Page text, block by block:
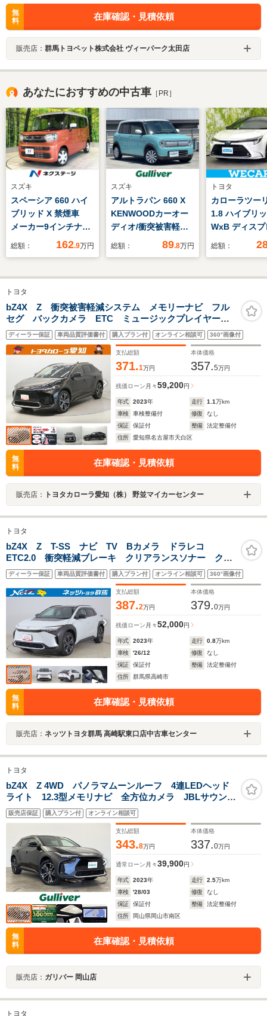
無
料
在庫確認・見積依頼
販売店： 群馬トヨペット株式会社 ヴィーパーク太田店
あなたにおすすめの中古車 ［PR］
スズキ
スペーシア 660 ハイ
ブリッド X 禁煙車
メーカー9インチナ
ビ 全周囲カメラ 両
セーフティサポート
スマートキー
Bluetooth再生 オッ
トマン LEDヘッドラ
イト
総額： 162.9万円
スズキ
アルトラパン 660 X
KENWOODカーオー
ディオ/衝突被害軽減
システム/オートライ
シートヒーター/純正
イザー/純正14インチ
アルミホイール/アイ
ドリングストッ
プ/LEDオートライト
総額： 89.8万円
トヨタ
カローラツー
1.8 ハイブリ
WxB ディスプ
ーディオ+ナ
逸脱防止支援
ー/ヘッドラン
LED/
総額：
トヨタ
bZ4X Z 衝突被害軽減システム メモリーナビ フル
セグ バックカメラ ETC ミュージックプレイヤー接
続可 電動シート オートクルーズコントロール LED
ヘッドランプ スマートキー キーレス 電気自動車
ディーラー保証 車両品質評価書付 購入プラン付 オンライン相談可 360°画像付
支払総額
371.1万円
本体価格
357.5万円
残価ローン 月々59,200円
年式 2023年 走行 1.1万km
車検
車検整備付 修復
なし
保証
保証付 整備
法定整備付
住所
愛知県名古屋市天白区
無
料
在庫確認・見積依頼
販売店： トヨタカローラ愛知（株） 野並マイカーセンター
トヨタ
bZ4X Z T-SS ナビ TV Bカメラ ドラレコ
ETC2.0 衝突軽減ブレーキ クリアランスソナー クル
ーズコントロール パーキングアシスト パノラマルー
フ 整備記録簿 シートヒーター アルミ
ディーラー保証 車両品質評価書付 購入プラン付 オンライン相談可 360°画像付
支払総額
387.2万円
本体価格
379.0万円
残価ローン 月々52,000円
年式 2023年 走行 0.8万km
車検
'26/12 修復
なし
保証
保証付 整備
法定整備付
住所
群馬県高崎市
無
料
在庫確認・見積依頼
販売店： ネッツトヨタ群馬 高崎駅東口店中古車センター
トヨタ
bZ4X Z 4WD パノラマムーンルーフ 4連LEDヘッド
ライト 12.3型メモリナビ 全方位カメラ JBLサウン
ド 地デジTV ETC2.0 パワーバックドア LEDヘッド
ライト 充電ケーブル有 デジタルインナーミラー 黒
販売店保証 購入プラン付 オンライン相談可
支払総額
343.8万円
本体価格
337.0万円
通常ローン 月々39,900円
年式 2023年 走行 2.5万km
車検
'28/03 修復
なし
保証
保証付 整備
法定整備付
住所
岡山県岡山市南区
無
料
在庫確認・見積依頼
販売店： ガリバー 岡山店
トヨタ